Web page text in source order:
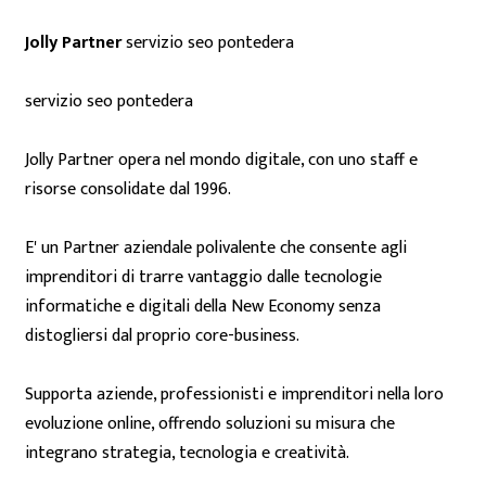
Jolly Partnerservizio seo pontedera
servizio seo pontedera
Jolly Partner opera nel mondo digitale, con uno staff e
risorse consolidate dal 1996.
E' un Partner aziendale polivalente che consente agli
imprenditori di trarre vantaggio dalle tecnologie
informatiche e digitali della New Economy senza
distogliersi dal proprio core-business.
Supporta aziende, professionisti e imprenditori nella loro
evoluzione online, offrendo soluzioni su misura che
integrano strategia, tecnologia e creatività.